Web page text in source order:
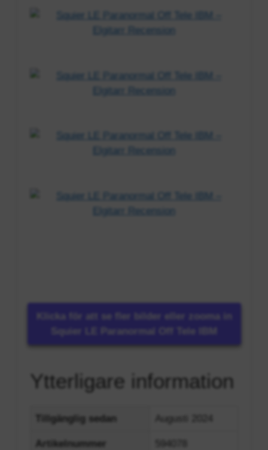
Klicka för att se fler bilder eller zooma in
Squier LE Paranormal Off Tele IBM
Ytterligare information
Tillgänglig sedan Augusti 2024
Artikelnummer